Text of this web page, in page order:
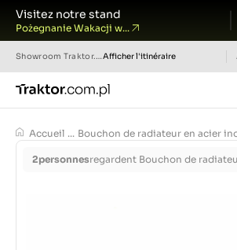
Visitez notre stand
Pożegnanie Wakacji w...
Showroom Traktor.com.pl Afficher l'itinéraire
Accueil ... Bouchon de radiateur en acier
2personnesregardent Bouchon de